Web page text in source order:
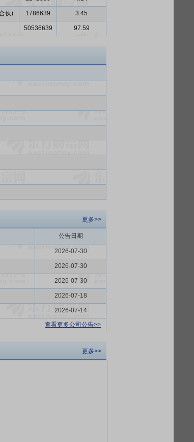
伙) 1786639 3.45
50536639 97.59
更多>>
公告日期
2026-07-30
2026-07-30
2026-07-30
2026-07-18
2026-07-14
查看更多公司公告>>
更多>>